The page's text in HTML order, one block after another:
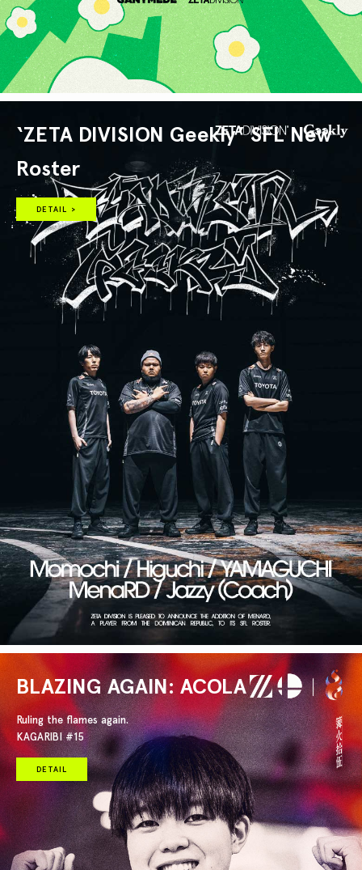
‘ZETA DIVISION Geekly’ SFL New
Roster
DETAIL >
BLAZING AGAIN: ACOLA
Ruling the flames again.
KAGARIBI #15
DETAIL